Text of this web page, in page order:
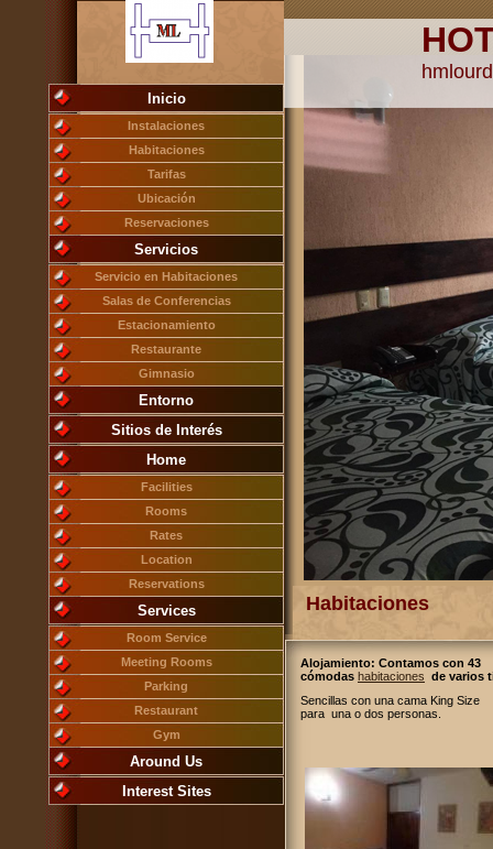
Alojamiento: Contamos con 43
cómodas habitaciones de varios
Sencillas con una cama King Size
para una o dos personas.
Habitaciones
Inicio
Instalaciones
Habitaciones
Tarifas
Ubicación
Reservaciones
Servicios
Servicio en Habitaciones
Salas de Conferencias
Estacionamiento
Restaurante
Gimnasio
Entorno
Sitios de Interés
Home
Facilities
Rooms
Rates
Location
Reservations
Services
Room Service
Meeting Rooms
Parking
Restaurant
Gym
Around Us
Interest Sites